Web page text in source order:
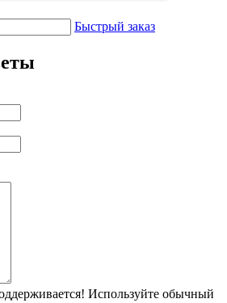
Быстрый заказ
Используйте обычный